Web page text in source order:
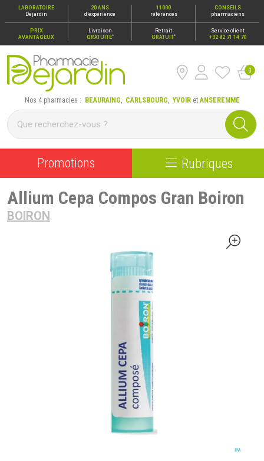
LABORATOIRE
Dejardin
20 ANS
d’expérience
11000
références
CONSEILS
pharmaciens
PRIX
AVANTAGEUX
Livraison
GRATUITE*
Retrait
GRATUIT*
Service client
+32 82 71 14 70
Pharmacie Dejardin Nos 4 pharmacies : Beauraing,
0
Nos 4 pharmacies : BEAURAING, CARLSBOURG,YVOIRetANSEREMME
Promotions Rubriques
Allium Cepa Compos Gran Boiron
BOIRON